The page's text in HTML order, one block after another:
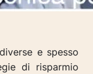
e spesso
di risparmio